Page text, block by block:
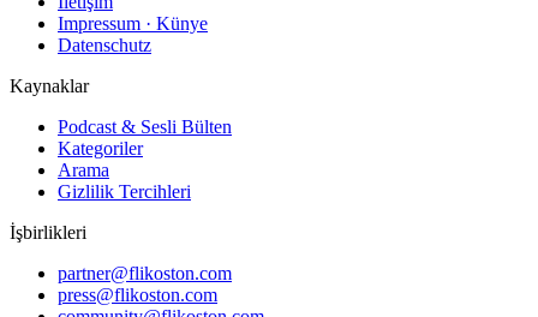
Impressum · Künye
Datenschutz
Kaynaklar
Podcast & Sesli Bülten
Kategoriler
Arama
Gizlilik Tercihleri
İşbirlikleri
partner@flikoston.com
press@flikoston.com